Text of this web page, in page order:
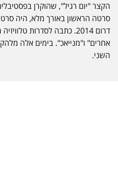
הקצר "יום רגיל", שהוקרן
סרטה הראשון באורך מלא, היה
דרום 2014. כתבה לסדרות
אחרים" ו"מנייאכ". בימים אלה
השני.